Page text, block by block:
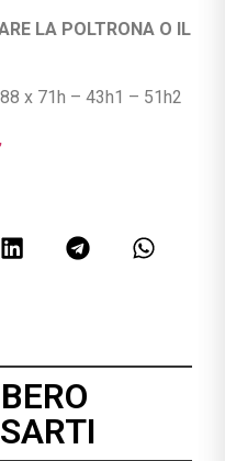
LA POLTRONA O IL
x 71h – 43h1 – 51h2